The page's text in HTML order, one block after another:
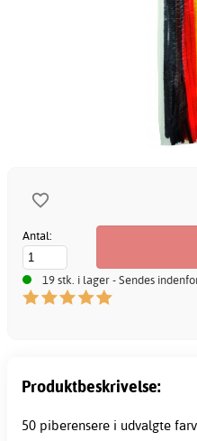
Antal:
19 stk. i lager - Sendes
Produktbeskrivelse:
50 piberensere i udvalgte